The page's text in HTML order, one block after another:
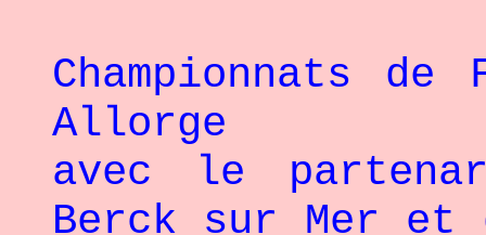
Championnats
Allorge
avec le
Berck sur Mer et